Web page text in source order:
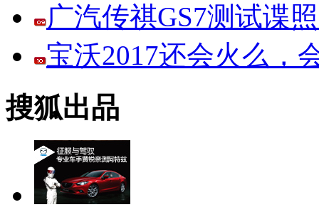
广汽传祺GS7测试谍
宝沃2017还会火么，
搜狐出品